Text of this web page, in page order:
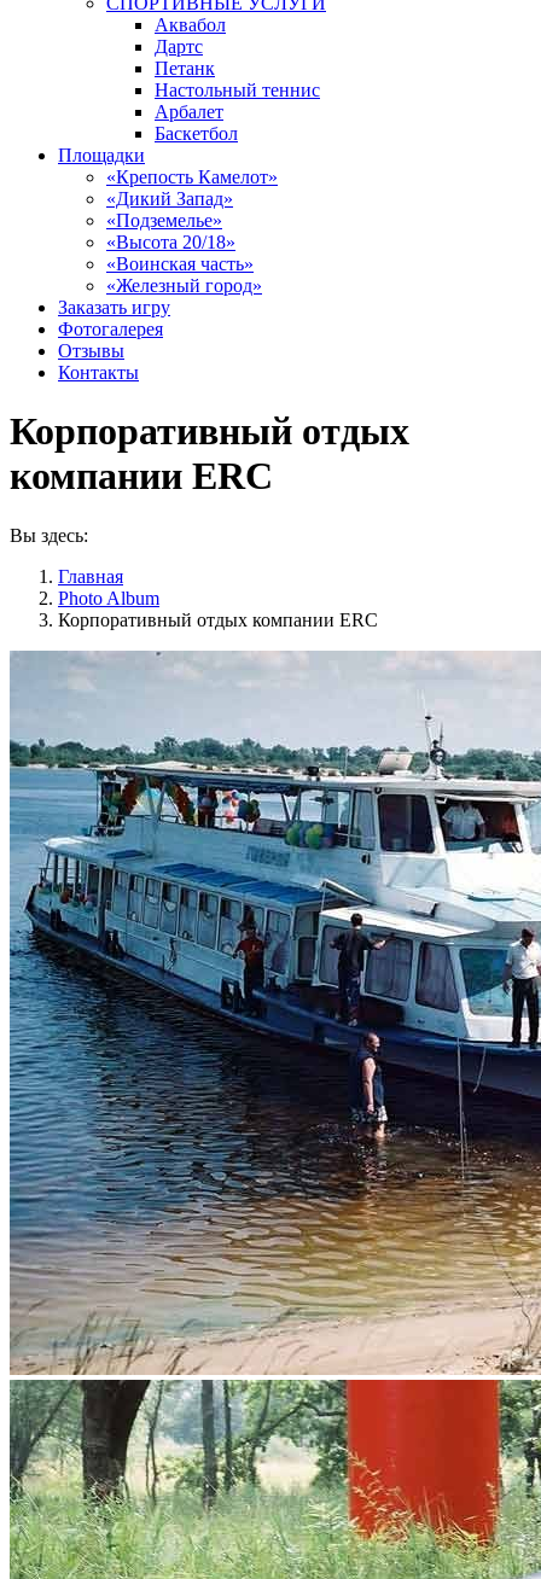
Аквабол
Дартс
Петанк
Настольный теннис
Арбалет
Баскетбол
Площадки
«Крепость Камелот»
«Дикий Запад»
«Подземелье»
«Высота 20/18»
«Воинская часть»
«Железный город»
Заказать игру
Фотогалерея
Отзывы
Контакты
Корпоративный отдых
компании ERC
Вы здесь:
Главная
Photo Album
Корпоративный отдых компании ERC